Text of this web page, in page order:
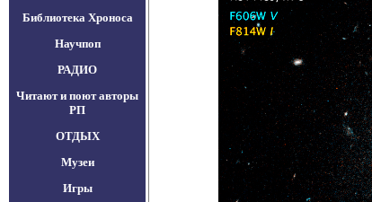
Библиотека Хроноса
Научпоп
РАДИО
Читают и поют авторы
РП
ОТДЫХ
Музеи
Игры